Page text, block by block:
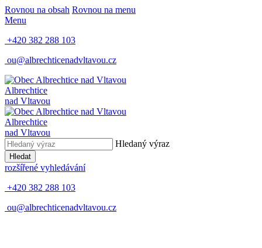
Rovnou na obsah Rovnou na menu
Menu
+420 382 288 103
ou@albrechticenadvltavou.cz
Albrechtice
nad Vltavou
Albrechtice
nad Vltavou
Hledaný výraz
Hledat
rozšířené vyhledávání
+420 382 288 103
ou@albrechticenadvltavou.cz